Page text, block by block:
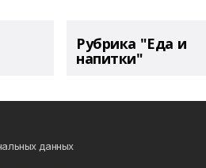
Рубрика "Еда и
напитки"
данных